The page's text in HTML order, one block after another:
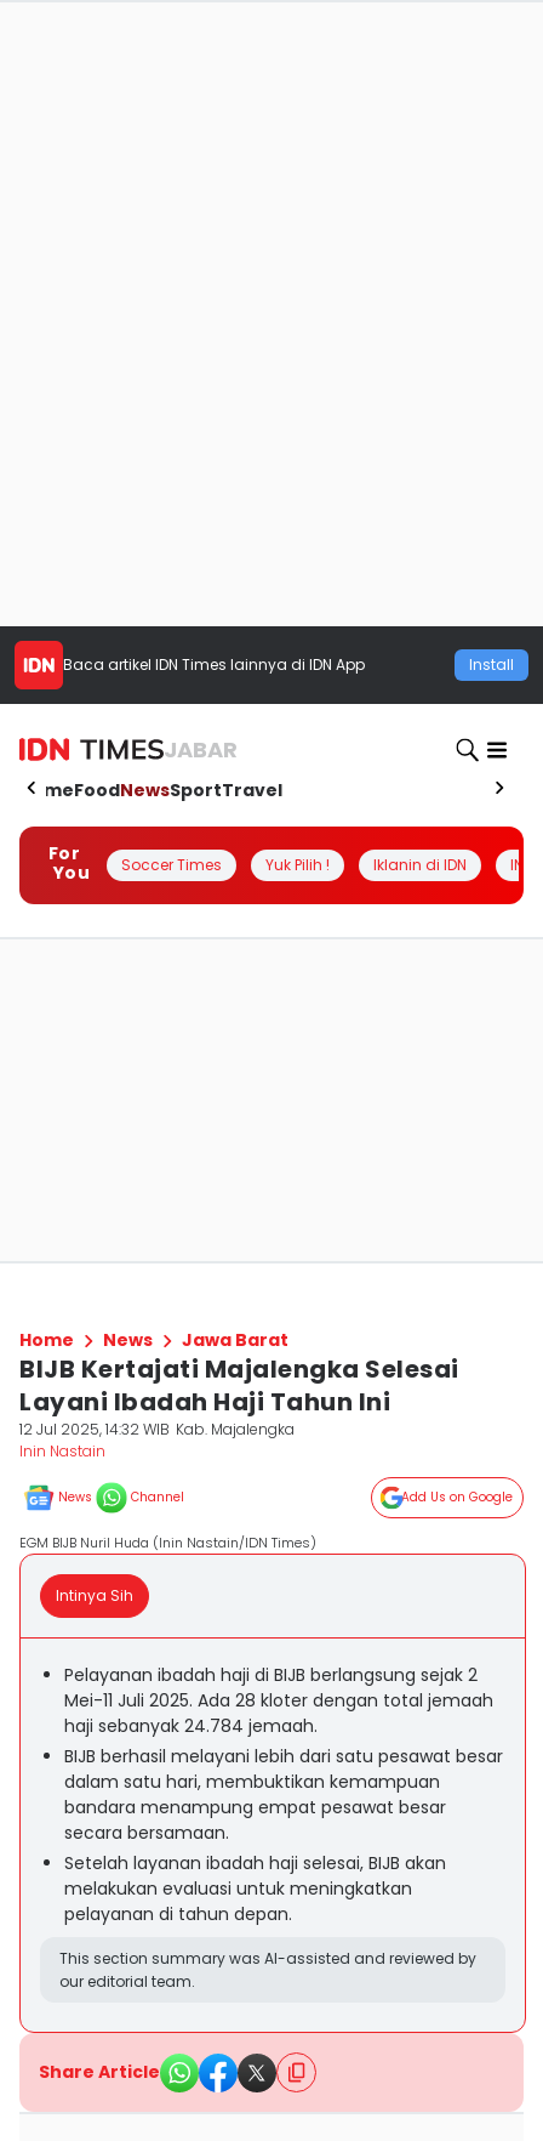
Baca artikel IDN Times lainnya di IDN App Install
JABAR
HomeFoodNewsSportTravel
For
You
Soccer Times Yuk Pilih ! Iklanin di IDN
Home News Jawa Barat
BIJB Kertajati Majalengka Selesai
Layani Ibadah Haji Tahun Ini
12 Jul 2025, 14:32 WIB Kab. Majalengka
Inin Nastain
News Channel Add Us on Google
EGM BIJB Nuril Huda (Inin Nastain/IDN Times)
Intinya Sih
Pelayanan ibadah haji di BIJB berlangsung sejak 2
Mei-11 Juli 2025. Ada 28 kloter dengan total jemaah
haji sebanyak 24.784 jemaah.
BIJB berhasil melayani lebih dari satu pesawat besar
dalam satu hari, membuktikan kemampuan
bandara menampung empat pesawat besar
secara bersamaan.
Setelah layanan ibadah haji selesai, BIJB akan
melakukan evaluasi untuk meningkatkan
pelayanan di tahun depan.
This section summary was AI-assisted and reviewed by
our editorial team.
Share Article